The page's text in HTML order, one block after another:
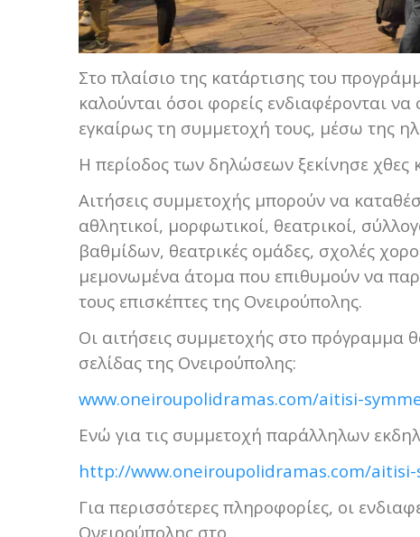
Στο πλαίσιο της κατάρτισης του
καλούνται όσοι φορείς ενδιαφέρονται
εγκαίρως τη συμμετοχή τους, μέσω της
Η περίοδος των δηλώσεων ξεκίνησε χθες
Αιτήσεις συμμετοχής μπορούν να
αθλητικοί, μορφωτικοί, θεατρικοί,
βαθμίδων, θεατρικές ομάδες, σχολές
μεμονωμένα άτομα που επιθυμούν να
τους επισκέπτες της Ονειρούπολης.
Οι αιτήσεις συμμετοχής στο πρόγραμμα
σελίδας της Ονειρούπολης:
www.oneiroupolidramas.com/aitisi-
Ενώ για τις συμμετοχή παράλληλων
http://www.oneiroupolidramas.com/
Για περισσότερες πληροφορίες, οι
Ονειρούπολης στο .